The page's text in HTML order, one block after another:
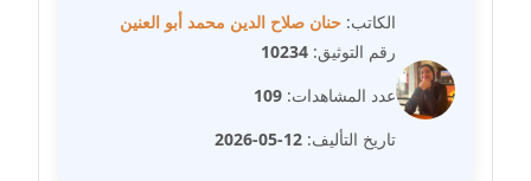
مدونة شادي الربابعة
عاملة
مدونة شرف الدين محمد
عاملة
الكاتب: حنان صلاح الدين محمد أبو العنين
رقم التوثيق: 10234
عدد المشاهدات: 109
تاريخ التأليف: 12-05-2026